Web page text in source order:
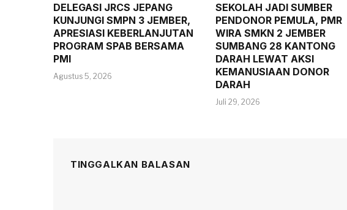
DELEGASI JRCS JEPANG
KUNJUNGI SMPN 3 JEMBER,
APRESIASI KEBERLANJUTAN
PROGRAM SPAB BERSAMA
PMI
Agustus 5, 2026
SEKOLAH JADI SUMBER
PENDONOR PEMULA, PMR
WIRA SMKN 2 JEMBER
SUMBANG 28 KANTONG
DARAH LEWAT AKSI
KEMANUSIAAN DONOR
DARAH
Juli 29, 2026
TINGGALKAN BALASAN